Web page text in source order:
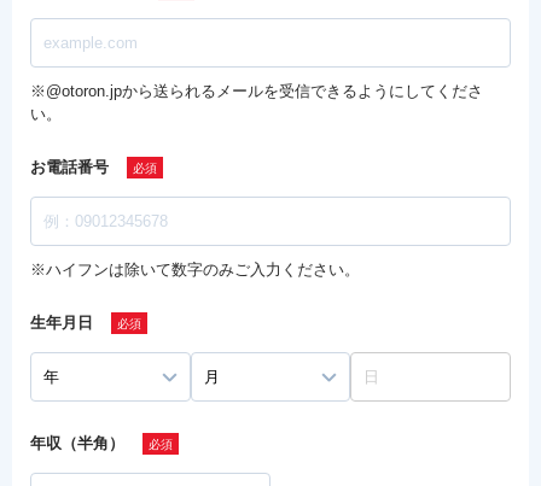
※@otoron.jpから送られるメールを受信できるようにしてくださ
い。
お電話番号
※ハイフンは除いて数字のみご入力ください。
生年月日
年収（半角）